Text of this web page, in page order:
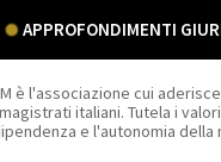
APPROFONDIMENTI
è l'associazione cui
italiani. Tutela i
e l'autonomia della